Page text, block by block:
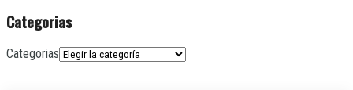
Categorias
Categorias